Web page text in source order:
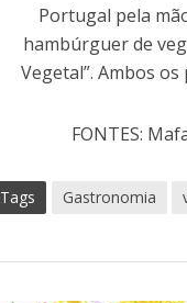
Portugal pela
hambúrguer de
Vegetal”. Ambos
FONTES:
Tags Gastronomia